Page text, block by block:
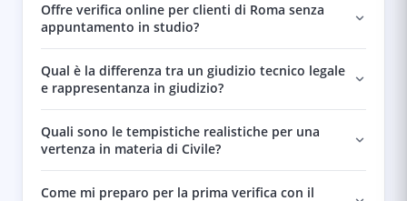
Offre verifica online per clienti di Roma senza
appuntamento in studio?
Qual è la differenza tra un giudizio tecnico legale
e rappresentanza in giudizio?
Quali sono le tempistiche realistiche per una
vertenza in materia di Civile?
Come mi preparo per la prima verifica con il